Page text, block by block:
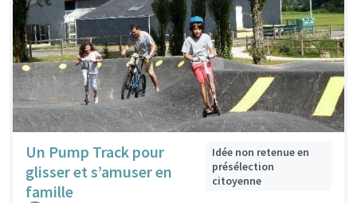
Un Pump Track pour
glisser et s’amuser en
famille
Idée non retenue en
présélection
citoyenne